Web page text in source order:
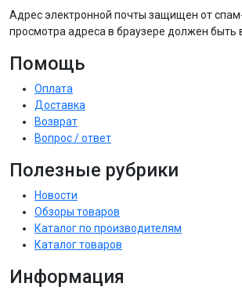
Адрес электронной почты защищен от
просмотра адреса в браузере должен быть
Помощь
Оплата
Доставка
Возврат
Вопрос / ответ
Полезные рубрики
Новости
Обзоры товаров
Каталог по производителям
Каталог товаров
Информация